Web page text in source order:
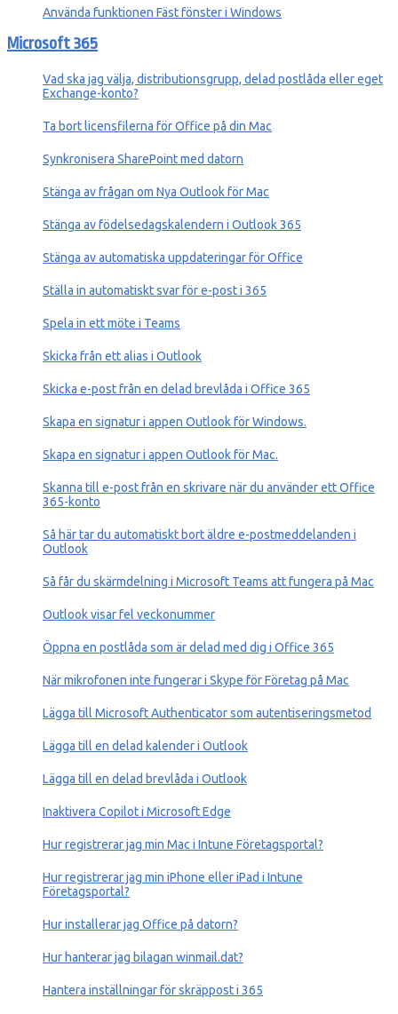
Använda funktionen Fäst fönster i Windows
Microsoft 365
Vad ska jag välja, distributionsgrupp, delad postlåda eller eget
Exchange-konto?
Ta bort licensfilerna för Office på din Mac
Synkronisera SharePoint med datorn
Stänga av frågan om Nya Outlook för Mac
Stänga av födelsedagskalendern i Outlook 365
Stänga av automatiska uppdateringar för Office
Ställa in automatiskt svar för e-post i 365
Spela in ett möte i Teams
Skicka från ett alias i Outlook
Skicka e-post från en delad brevlåda i Office 365
Skapa en signatur i appen Outlook för Windows.
Skapa en signatur i appen Outlook för Mac.
Skanna till e-post från en skrivare när du använder ett Office
365-konto
Så här tar du automatiskt bort äldre e-postmeddelanden i
Outlook
Så får du skärmdelning i Microsoft Teams att fungera på Mac
Outlook visar fel veckonummer
Öppna en postlåda som är delad med dig i Office 365
När mikrofonen inte fungerar i Skype för Företag på Mac
Lägga till Microsoft Authenticator som autentiseringsmetod
Lägga till en delad kalender i Outlook
Lägga till en delad brevlåda i Outlook
Inaktivera Copilot i Microsoft Edge
Hur registrerar jag min Mac ‎i Intune Företagsportal?
Hur registrerar jag min iPhone eller iPad ‎i Intune
Företagsportal?
Hur installerar jag Office på datorn?
Hur hanterar jag bilagan winmail.dat?
Hantera inställningar för skräppost i 365